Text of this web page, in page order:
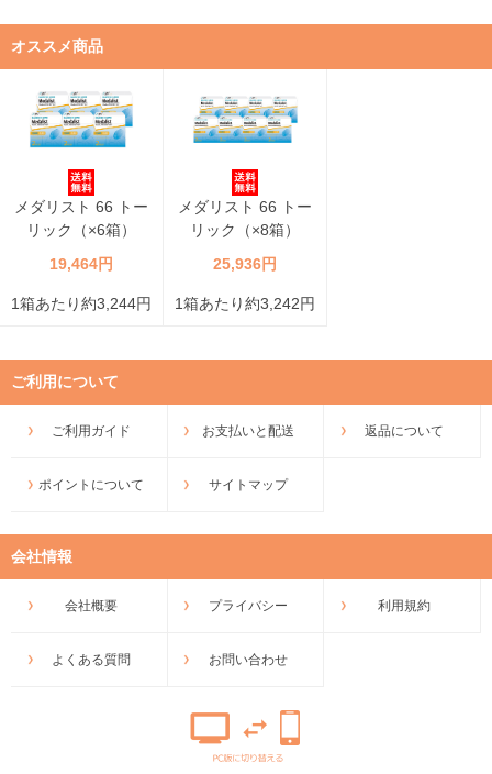
オススメ商品
メダリスト 66 トー
リック（×6箱）
19,464円
1箱あたり約3,244円
メダリスト 66 トー
リック（×8箱）
25,936円
1箱あたり約3,242円
ご利用について
ご利用ガイド お支払いと配送 返品について
ポイントについて サイトマップ
会社情報
会社概要 プライバシー 利用規約
よくある質問 お問い合わせ